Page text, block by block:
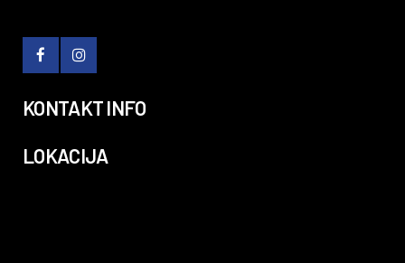
KONTAKT INFO
LOKACIJA